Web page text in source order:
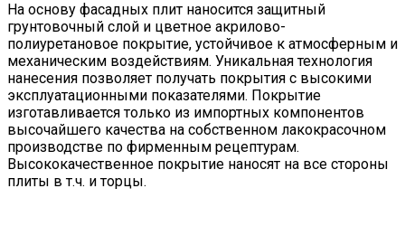
На основу фасадных плит наносится защитный
грунтовочный слой и цветное акрилово-
полиуретановое покрытие, устойчивое к атмосферным и
механическим воздействиям. Уникальная технология
нанесения позволяет получать покрытия с высокими
эксплуатационными показателями. Покрытие
изготавливается только из импортных компонентов
высочайшего качества на собственном лакокрасочном
производстве по фирменным рецептурам.
Высококачественное покрытие наносят на все стороны
плиты в т.ч. и торцы.